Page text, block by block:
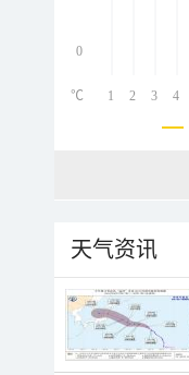
0
1 2 3 4
℃
天气资讯